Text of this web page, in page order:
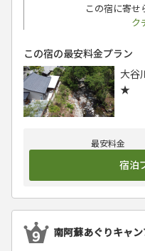
この宿に寄せ
ク
宿泊
この宿の最安料金プラン
大谷
★
南阿蘇あぐりキャ